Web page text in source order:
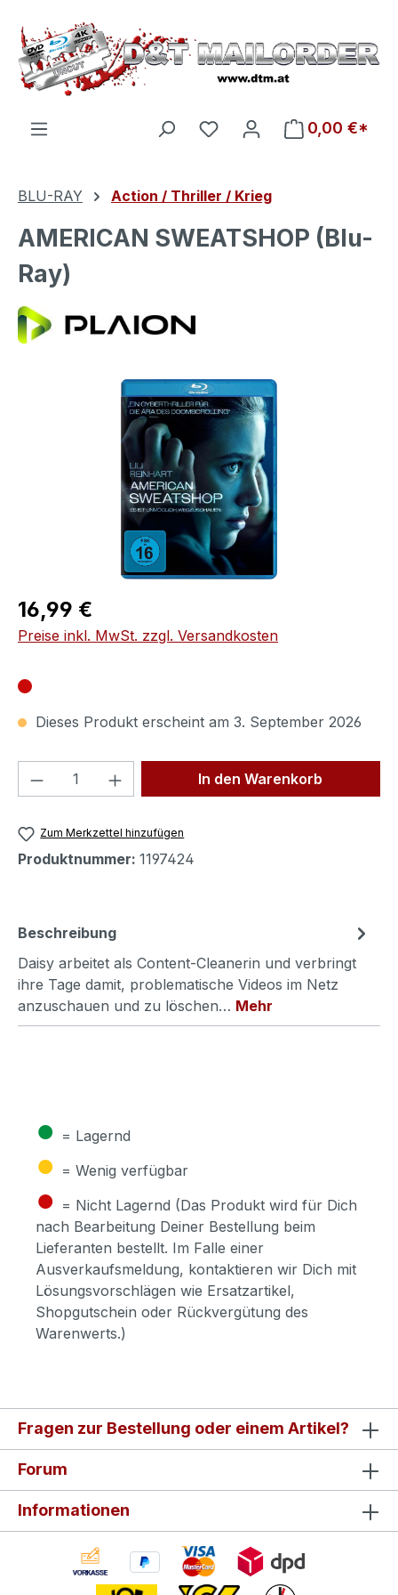
Zum Hauptinhalt springen
Du hast 0 Produkte auf
0,00 €*
BLU-RAY Action / Thriller / Krieg
AMERICAN SWEATSHOP (Blu-
Ray)
Bildergalerie überspringen
Regulärer Preis:
16,99 €
Preise inkl. MwSt. zzgl. Versandkosten
Dieses Produkt erscheint am 3. September 2026
Produkt Anzahl: Gib denIn den Warenkorb
Zum Merkzettel hinzufügen
Produktnummer: 1197424
Beschreibung
Daisy arbeitet als Content-Cleanerin und verbringt
ihre Tage damit, problematische Videos im Netz
anzuschauen und zu löschen… Mehr
● = Lagernd
● = Wenig verfügbar
● = Nicht Lagernd (Das Produkt wird für Dich
nach Bearbeitung Deiner Bestellung beim
Lieferanten bestellt. Im Falle einer
Ausverkaufsmeldung, kontaktieren wir Dich mit
Lösungsvorschlägen wie Ersatzartikel,
Shopgutschein oder Rückvergütung des
Warenwerts.)
Fragen zur Bestellung oder einem Artikel?
Forum
Informationen